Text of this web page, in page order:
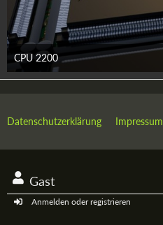
CPU 2200
6. August 2019
Datenschutzerklärung Impressum
Gast
Anmelden oder registrieren